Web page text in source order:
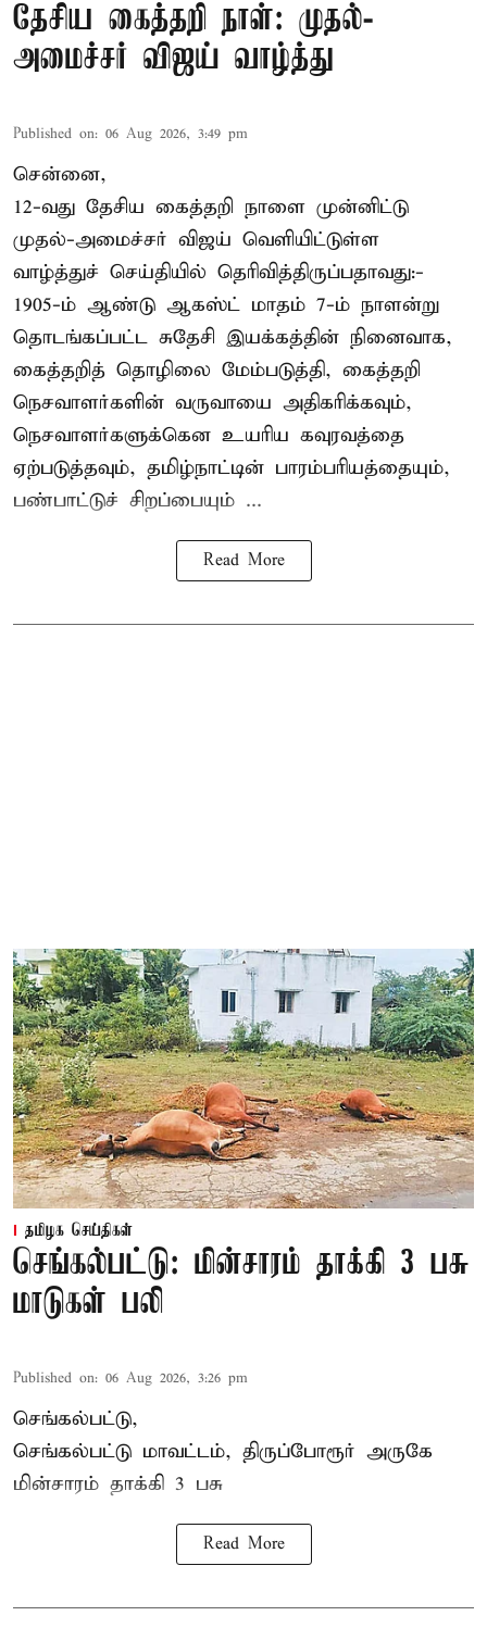
தேசிய கைத்தறி நாள்: முதல்-
அமைச்சர் விஜய் வாழ்த்து
Published on: 06 Aug 2026, 3:49 pm
சென்னை,
12-வது தேசிய கைத்தறி நாளை முன்னிட்டு
முதல்-அமைச்சர் விஜய் வெளியிட்டுள்ள
வாழ்த்துச் செய்தியில் தெரிவித்திருப்பதாவது:-
1905-ம் ஆண்டு ஆகஸ்ட் மாதம் 7-ம் நாளன்று
தொடங்கப்பட்ட சுதேசி இயக்கத்தின் நினைவாக,
கைத்தறித் தொழிலை மேம்படுத்தி, கைத்தறி
நெசவாளர்களின் வருவாயை அதிகரிக்கவும்,
நெசவாளர்களுக்கென உயரிய கவுரவத்தை
ஏற்படுத்தவும், தமிழ்நாட்டின் பாரம்பரியத்தையும்,
பண்பாட்டுச் சிறப்பையும் ...
Read More
தமிழக செய்திகள்
செங்கல்பட்டு: மின்சாரம் தாக்கி 3 பசு
மாடுகள் பலி
Published on: 06 Aug 2026, 3:26 pm
செங்கல்பட்டு,
செங்கல்பட்டு மாவட்டம், திருப்போரூர் அருகே
மின்சாரம் தாக்கி 3 பசு
Read More